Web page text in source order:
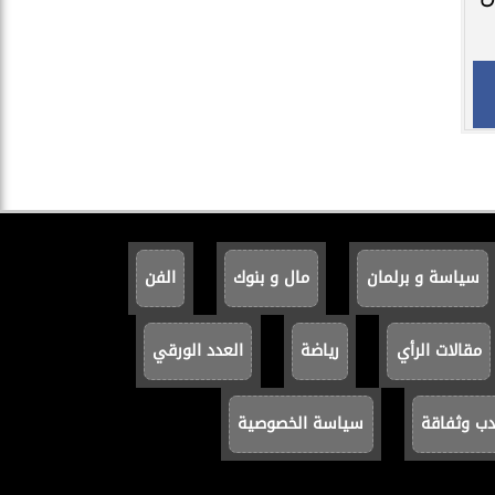
سياسة و برلمان مال و بنوك الفن
مقالات الرأي رياضة العدد الورقي
وثفاقة سياسة الخصوصية